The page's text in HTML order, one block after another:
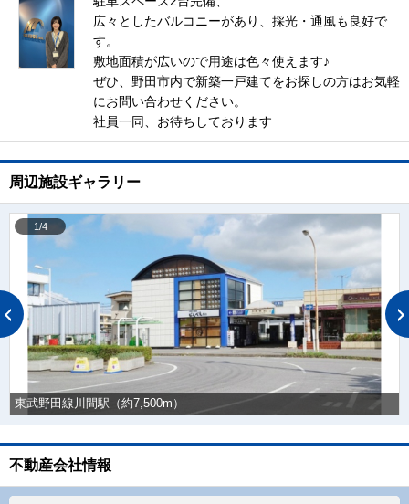
広々としたバルコニーがあり、採光・通風も良好で
す。
敷地面積が広いので用途は色々使えます♪
ぜひ、野田市内で新築一戸建てをお探しの方はお気軽
にお問い合わせください。
社員一同、お待ちしております
周辺施設ギャラリー
東武野田線川間駅（約7,500m）
1/4
不動産会社情報